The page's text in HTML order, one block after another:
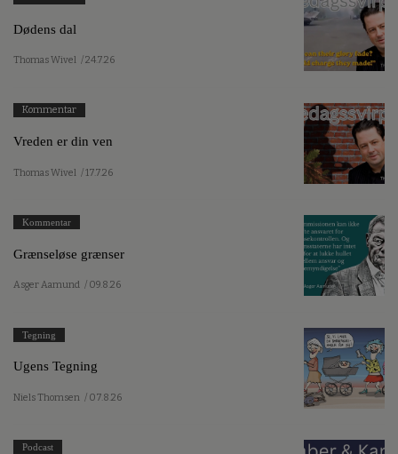
Dødens dal
Thomas Wivel / 24.7.26
Kommentar
Vreden er din ven
Thomas Wivel / 17.7.26
Kommentar
Grænseløse grænser
Asger Aamund / 09.8.26
Tegning
Ugens Tegning
Niels Thomsen / 07.8.26
Podcast